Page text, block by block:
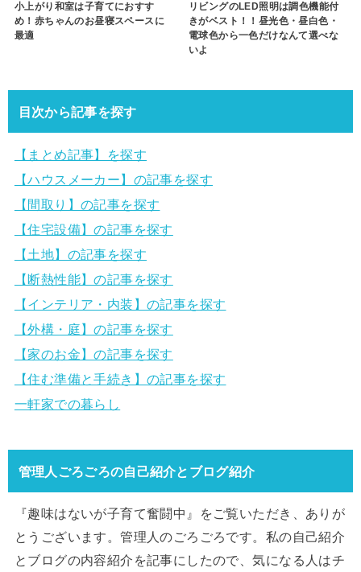
小上がり和室は子育てにおすす
め！赤ちゃんのお昼寝スペースに
最適
リビングのLED照明は調色機能付
きがベスト！！昼光色・昼白色・
電球色から一色だけなんて選べな
いよ
目次から記事を探す
【まとめ記事】を探す
【ハウスメーカー】の記事を探す
【間取り】の記事を探す
【住宅設備】の記事を探す
【土地】の記事を探す
【断熱性能】の記事を探す
【インテリア・内装】の記事を探す
【外構・庭】の記事を探す
【家のお金】の記事を探す
【住む準備と手続き】の記事を探す
一軒家での暮らし
管理人ごろごろの自己紹介とブログ紹介
『趣味はないが子育て奮闘中』をご覧いただき、ありが
とうございます。管理人のごろごろです。私の自己紹介
とブログの内容紹介を記事にしたので、気になる人はチ